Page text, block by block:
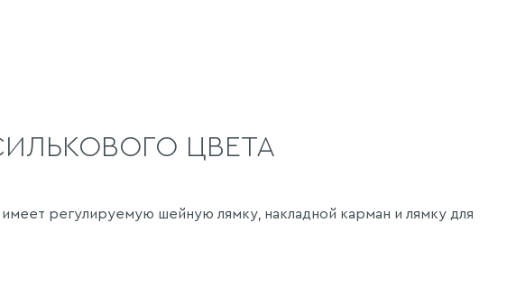
ЦВЕТА
регулируемую шейную лямку, накладной карман и лямку для